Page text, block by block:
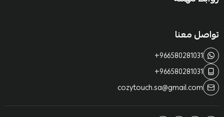
تواصل معنا
+966580281031
+966580281031
cozytouch.sa@gmail.com